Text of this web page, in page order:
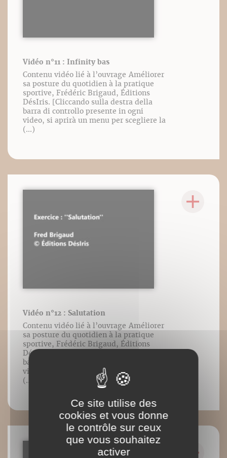
Vidéo n°11 : Infinity bas
Contenu vidéo lié à l’ouvrage Améliorer
sa posture du quotidien à la pratique
sportive, Frédéric Brigaud, Éditions
DésIris. [Cliccando sulla destra della
barra di controllo presente in ogni
video, si aprirà un menu per scegliere la
(...)
Vidéo n°12 : Salutation
Contenu vidéo lié à l’ouvrage Améliorer
sa posture du quotidien à la pratique
sportive, Frédéric Brigaud, Éditions
DésIris. [Cliccando sulla destra della
barra di controllo presente in ogni
video, si aprirà un menu per scegliere la
(...)
Ce site utilise des
cookies et vous donne
le contrôle sur ceux
que vous souhaitez
activer